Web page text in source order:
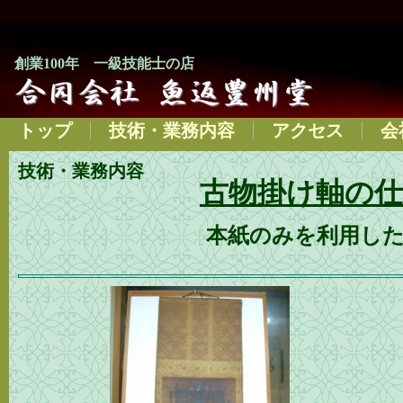
創業100年 一級技能士の店
トップ 技術・業務内容 アクセス 会
技術・業務内容
古物掛け軸の
本紙のみを利用し